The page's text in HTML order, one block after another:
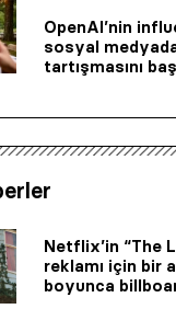
OpenAI’nin
sosyal
tartışmasını
Netflix’in “The
reklamı için bir
boyunca